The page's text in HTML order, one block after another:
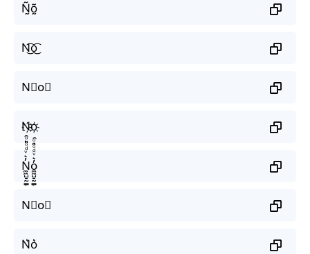
Ñ̰õ̰
N͜͡o͜͡
N⃟o⃟
N҉o҉
N̼͖̺̠̰͇̙̓͛ͮͩͦ̎ͦ̑ͅo̼͖̺̠̰͇̙̓͛ͮͩͦ̎ͦ̑ͅ
N⃗o⃗
N͛o͛